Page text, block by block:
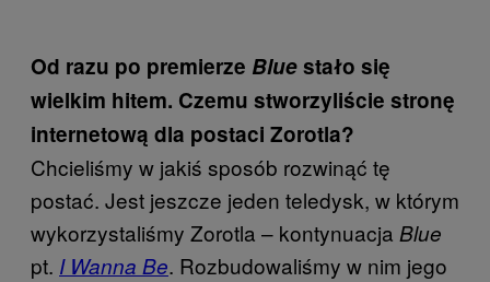
Od razu po premierze Bluestało się
wielkim hitem. Czemu stworzyliście stronę
internetową dla postaci Zorotla?
Chcieliśmy w jakiś sposób rozwinąć tę
postać. Jest jeszcze jeden teledysk, w którym
wykorzystaliśmy Zorotla – kontynuacja Blue
pt. I Wanna Be. Rozbudowaliśmy w nim jego